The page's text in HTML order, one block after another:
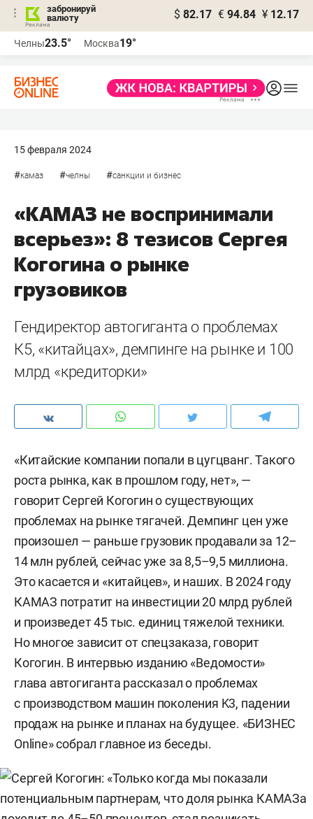
забронируй
валюту
$ 82.17 € 94.84 ¥ 12.17
Челны23.5° Москва19°
15 февраля 2024
#камаз #челны #санкции и бизнес
«КАМАЗ не воспринимали
всерьез»: 8 тезисов Сергея
Когогина о рынке
грузовиков
Гендиректор автогиганта о проблемах
К5, «китайцах», демпинге на рынке и 100
млрд «кредиторки»
«Китайские компании попали в цугцванг. Такого
роста рынка, как в прошлом году, нет», —
говорит Сергей Когогин о существующих
проблемах на рынке тягачей. Демпинг цен уже
произошел — раньше грузовик продавали за 12–
14 млн рублей, сейчас уже за 8,5–9,5 миллиона.
Это касается и «китайцев», и наших. В 2024 году
КАМАЗ потратит на инвестиции 20 млрд рублей
и произведет 45 тыс. единиц тяжелой техники.
Но многое зависит от спецзаказа, говорит
Когогин. В интервью изданию «Ведомости»
глава автогиганта рассказал о проблемах
с производством машин поколения K3, падении
продаж на рынке и планах на будущее. «БИЗНЕС
Online» собрал главное из беседы.